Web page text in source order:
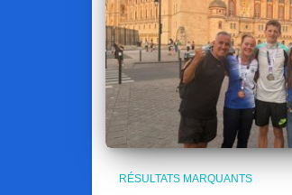
RÉSULTATS MARQUANTS